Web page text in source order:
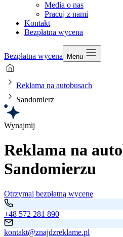
Media o nas
Pracuj z nami
Kontakt
Bezpłatna wycena
Bezpłatna wycena Menu
Reklama na autobusach
Sandomierz
Wynajmij
Reklama na
Sandomierzu
Otrzymaj bezpłatną wycenę
+48 572 281 890
kontakt@znajdzreklame.pl